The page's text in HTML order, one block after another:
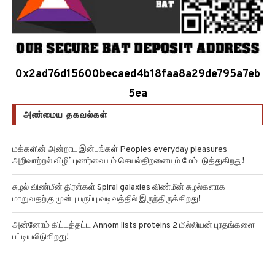
0x2ad76d15600becaed4b18faa8a29de795a7eb
5ea
அண்மைய தகவல்கள்
மக்களின் அன்றாட இன்பங்கள் Peoples everyday pleasures
அறிவாற்றல் விழிப்புணர்வையும் செயல்திறனையும் மேம்படுத்துகிறது!
சுழல் விண்மீன் திரள்கள் Spiral galaxies விண்மீன் சுழல்களாக
மாறுவதற்கு முன்பு பருப்பு வடிவத்தில் இருந்திருக்கிறது!
அன்னோம் கிட்டத்தட்ட Annom lists proteins 2 மில்லியன் புரதங்களை
பட்டியலிடுகிறது!